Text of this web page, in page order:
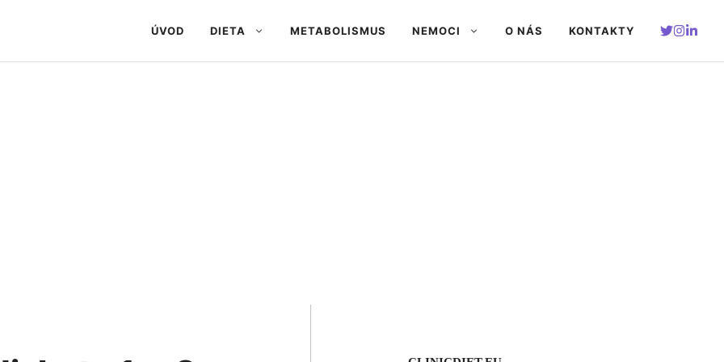
ÚVOD DIETA METABOLISMUS NEMOCI O NÁS KONTAKTY